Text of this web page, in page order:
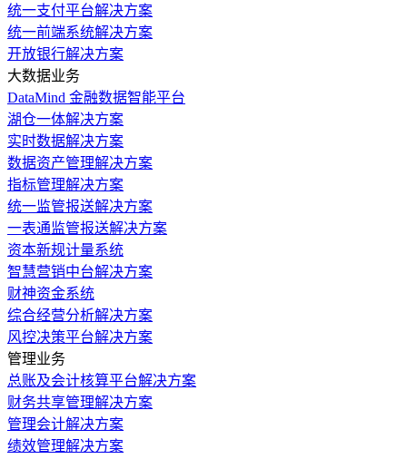
统一支付平台解决方案
统一前端系统解决方案
开放银行解决方案
大数据业务
DataMind 金融数据智能平台
湖仓一体解决方案
实时数据解决方案
数据资产管理解决方案
指标管理解决方案
统一监管报送解决方案
一表通监管报送解决方案
资本新规计量系统
智慧营销中台解决方案
财神资金系统
综合经营分析解决方案
风控决策平台解决方案
管理业务
总账及会计核算平台解决方案
财务共享管理解决方案
管理会计解决方案
绩效管理解决方案